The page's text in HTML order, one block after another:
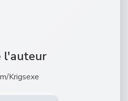
l'auteur
Krigsexe